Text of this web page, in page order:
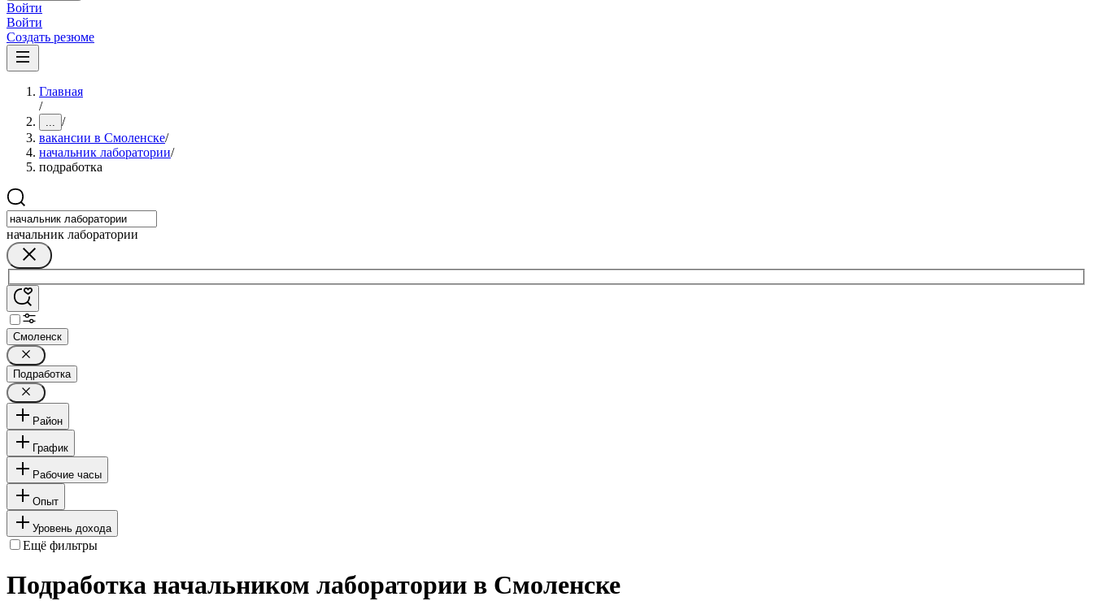
Войти
Войти
Создать резюме
Главная
/
... /
вакансии в Смоленске/
начальник лаборатории/
подработка
начальник лаборатории
Смоленск
Подработка
Район
График
Рабочие часы
Опыт
Уровень дохода
Ещё фильтры
Подработка начальником лаборатории в Смоленске